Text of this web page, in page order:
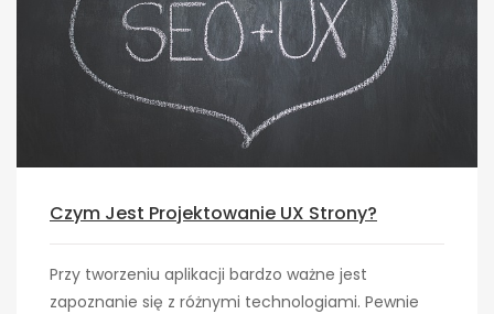
Czym Jest Projektowanie UX Strony?
Przy tworzeniu aplikacji bardzo ważne jest
zapoznanie się z różnymi technologiami. Pewnie